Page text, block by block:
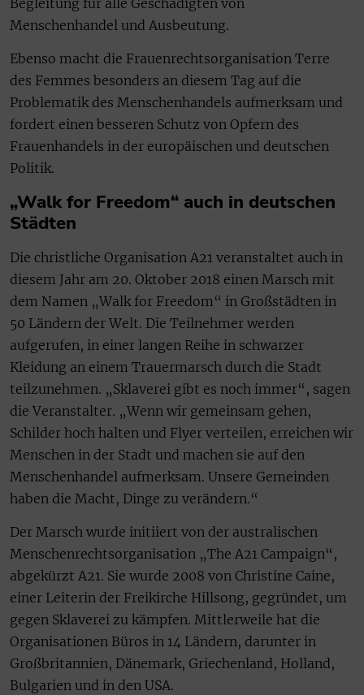
Begleitung für alle Geschädigten von
Menschenhandel und Ausbeutung.
Ebenso macht die Frauenrechtsorganisation Terre
des Femmes besonders an diesem Tag auf die
Problematik des Menschenhandels aufmerksam und
fordert einen besseren Schutz von Opfern des
Frauenhandels in der europäischen und deutschen
Politik.
„Walk for Freedom“ auch in deutschen
Städten
Die christliche Organisation A21 veranstaltet auch in
diesem Jahr am 20. Oktober 2018 einen Marsch mit
dem Namen „Walk for Freedom“ in Großstädten in
50 Ländern der Welt. Die Teilnehmer werden
aufgerufen, in einer langen Reihe in schwarzer
Kleidung an einem Trauermarsch durch die Stadt
teilzunehmen. „Sklaverei gibt es noch immer“, sagen
die Veranstalter. „Wenn wir gemeinsam gehen,
Schilder hoch halten und Flyer verteilen, erreichen wir
Menschen in der Stadt und machen sie auf den
Menschenhandel aufmerksam. Unsere Gemeinden
haben die Macht, Dinge zu verändern.“
Der Marsch wurde initiiert von der australischen
Menschenrechtsorganisation „The A21 Campaign“,
abgekürzt A21. Sie wurde 2008 von Christine Caine,
einer Leiterin der Freikirche Hillsong, gegründet, um
gegen Sklaverei zu kämpfen. Mittlerweile hat die
Organisationen Büros in 14 Ländern, darunter in
Großbritannien, Dänemark, Griechenland, Holland,
Bulgarien und in den USA.